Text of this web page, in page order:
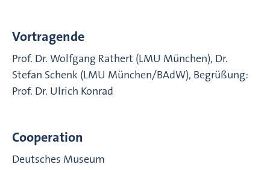
Vortragende
Prof. Dr. Wolfgang Rathert (LMU München), Dr.
Stefan Schenk (LMU München/BAdW), Begrüßung:
Prof. Dr. Ulrich Konrad
Cooperation
Deutsches Museum